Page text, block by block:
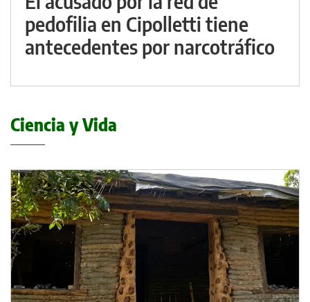
pedofilia en Cipolletti tiene
antecedentes por narcotráfico
Ciencia y Vida